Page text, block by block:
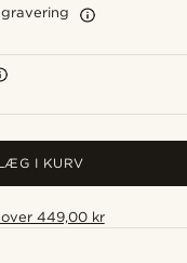
I KURV
449,00 kr